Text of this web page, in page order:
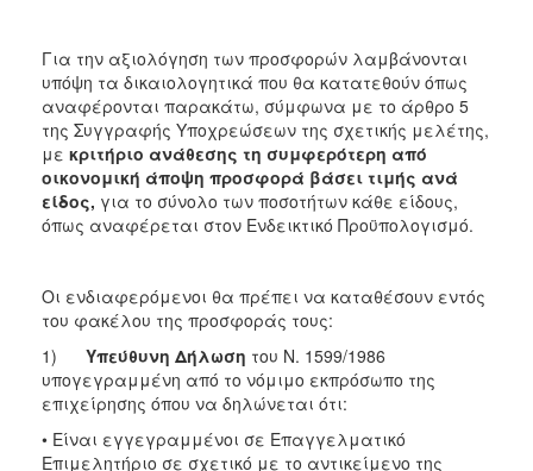
Για την αξιολόγηση των προσφορών λαμβάνονται
υπόψη τα δικαιολογητικά που θα κατατεθούν όπως
αναφέρονται παρακάτω, σύμφωνα με το άρθρο 5
της Συγγραφής Υποχρεώσεων της σχετικής μελέτης,
με κριτήριο ανάθεσης τη συμφερότερη από
οικονομική άποψη προσφορά βάσει τιμής ανά
είδος, για το σύνολο των ποσοτήτων κάθε είδους,
όπως αναφέρεται στον Ενδεικτικό Προϋπολογισμό.
Οι ενδιαφερόμενοι θα πρέπει να καταθέσουν εντός
του φακέλου της προσφοράς τους:
1) Υπεύθυνη Δήλωση του Ν. 1599/1986
υπογεγραμμένη από το νόμιμο εκπρόσωπο της
επιχείρησης όπου να δηλώνεται ότι:
• Είναι εγγεγραμμένοι σε Επαγγελματικό
Επιμελητήριο σε σχετικό με το αντικείμενο της